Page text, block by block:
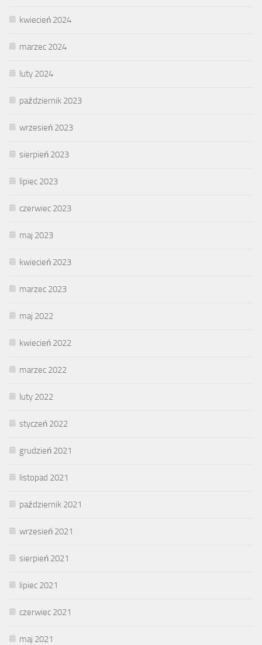
kwiecień 2024
marzec 2024
luty 2024
październik 2023
wrzesień 2023
sierpień 2023
lipiec 2023
czerwiec 2023
maj 2023
kwiecień 2023
marzec 2023
maj 2022
kwiecień 2022
marzec 2022
luty 2022
styczeń 2022
grudzień 2021
listopad 2021
październik 2021
wrzesień 2021
sierpień 2021
lipiec 2021
czerwiec 2021
maj 2021